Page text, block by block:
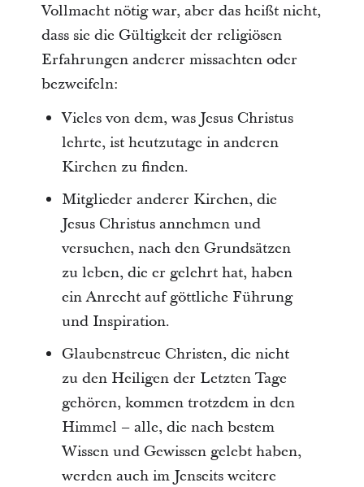
Vollmacht nötig war, aber das heißt nicht,
dass sie die Gültigkeit der religiösen
Erfahrungen anderer missachten oder
bezweifeln:
Vieles von dem, was Jesus Christus
lehrte, ist heutzutage in anderen
Kirchen zu finden.
Mitglieder anderer Kirchen, die
Jesus Christus annehmen und
versuchen, nach den Grundsätzen
zu leben, die er gelehrt hat, haben
ein Anrecht auf göttliche Führung
und Inspiration.
Glaubenstreue Christen, die nicht
zu den Heiligen der Letzten Tage
gehören, kommen trotzdem in den
Himmel – alle, die nach bestem
Wissen und Gewissen gelebt haben,
werden auch im Jenseits weitere